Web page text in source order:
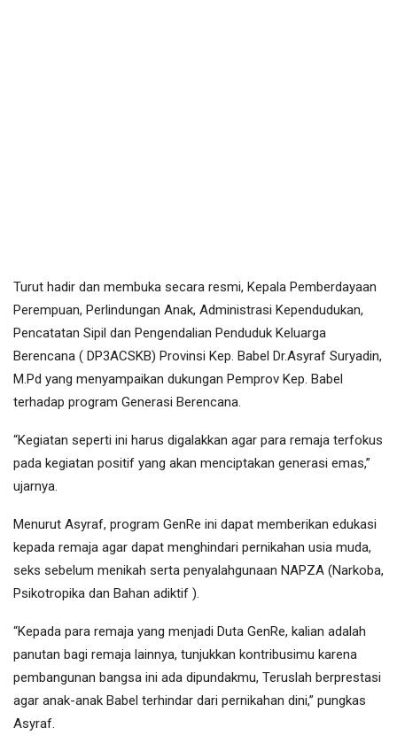
Turut hadir dan membuka secara resmi, Kepala Pemberdayaan
Perempuan, Perlindungan Anak, Administrasi Kependudukan,
Pencatatan Sipil dan Pengendalian Penduduk Keluarga
Berencana ( DP3ACSKB) Provinsi Kep. Babel Dr.Asyraf Suryadin,
M.Pd yang menyampaikan dukungan Pemprov Kep. Babel
terhadap program Generasi Berencana.
“Kegiatan seperti ini harus digalakkan agar para remaja terfokus
pada kegiatan positif yang akan menciptakan generasi emas,”
ujarnya.
Menurut Asyraf, program GenRe ini dapat memberikan edukasi
kepada remaja agar dapat menghindari pernikahan usia muda,
seks sebelum menikah serta penyalahgunaan NAPZA (Narkoba,
Psikotropika dan Bahan adiktif ).
“Kepada para remaja yang menjadi Duta GenRe, kalian adalah
panutan bagi remaja lainnya, tunjukkan kontribusimu karena
pembangunan bangsa ini ada dipundakmu, Teruslah berprestasi
agar anak-anak Babel terhindar dari pernikahan dini,” pungkas
Asyraf.